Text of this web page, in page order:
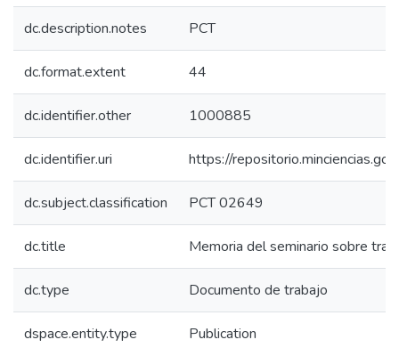
dc.description.notes PCT
dc.format.extent 44
dc.identifier.other 1000885
dc.identifier.uri https://
dc.subject.classification PCT 02649
dc.title Memoria del seminario sobre
dc.type Documento de trabajo
dspace.entity.type Publication